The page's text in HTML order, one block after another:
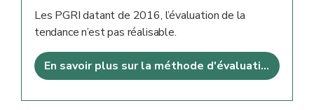
Les PGRI datant de 2016, l’évaluation de la
tendance n’est pas réalisable.
En savoir plus sur la méthode d'évaluation